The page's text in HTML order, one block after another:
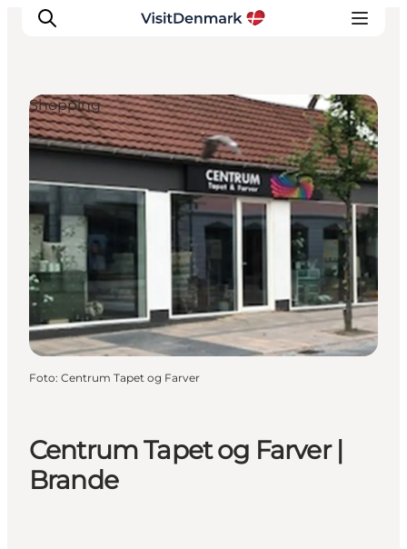
Inspiration
Regionen
Erlebnisse
Unterkünfte
Reiseplanung
Centrum Tapet og Farver |
Brande
Shopping
Foto: Centrum Tapet og Farver